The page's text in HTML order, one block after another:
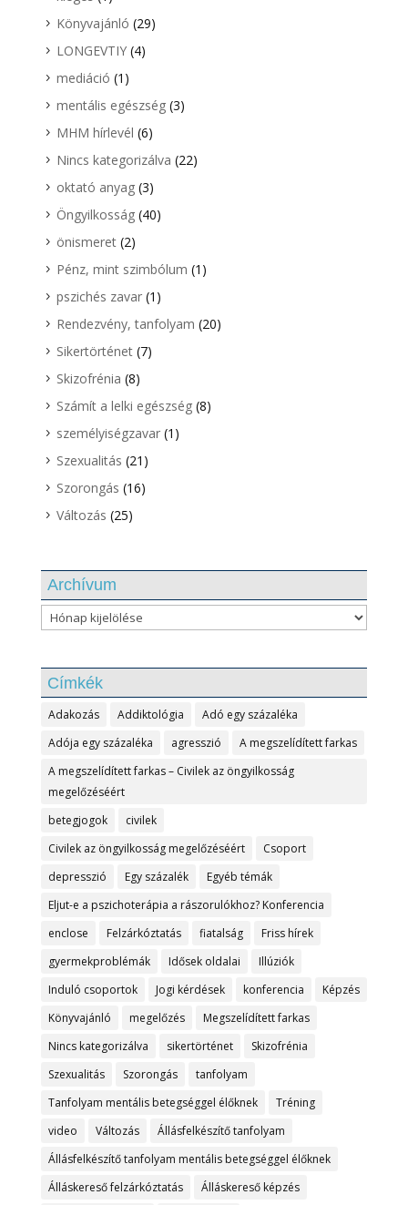
Könyvajánló (29)
LONGEVTIY(4)
mediáció (1)
mentális egészség(3)
MHM hírlevél (6)
Nincs kategorizálva (22)
oktató anyag(3)
Öngyilkosság(40)
önismeret(2)
Pénz, mint szimbólum (1)
pszichés zavar(1)
Rendezvény, tanfolyam (20)
Sikertörténet(7)
Skizofrénia (8)
Számít a lelki egészség(8)
személyiségzavar(1)
Szexualitás (21)
Szorongás (16)
Változás (25)
Archívum
Archívum
Címkék
Adakozás Addiktológia
Adó egy százaléka
Adója egy százaléka
agresszió
A megszelídített farkas
A megszelídített farkas – Civilek az öngyilkosság
megelőzéséért
betegjogok
civilek
Civilek az öngyilkosság megelőzéséért
Csoport
depresszió
Egy százalék
Egyéb témák
Eljut-e a pszichoterápia a rászorulókhoz? Konferencia
enclose
Felzárkóztatás fiatalság
Friss hírek
gyermekproblémák
Idősek oldalai
Illúziók
Induló csoportok
Jogi kérdések konferencia
Képzés
Könyvajánló
megelőzés
Megszelídített farkas
Nincs kategorizálva
sikertörténet
Skizofrénia
Szexualitás
Szorongás
tanfolyam
Tanfolyam mentális betegséggel élőknek
Tréning
video
Változás
Állásfelkészítő tanfolyam
Állásfelkészítő tanfolyam mentális betegséggel élőknek
Álláskereső felzárkóztatás
Álláskereső képzés